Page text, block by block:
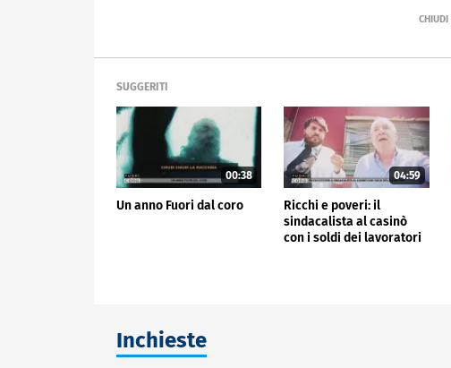
SUGGERITI
00:38
Un anno Fuori dal coro
04:59
Ricchi e poveri: il
sindacalista al casinò
con i soldi dei lavoratori
Inchieste